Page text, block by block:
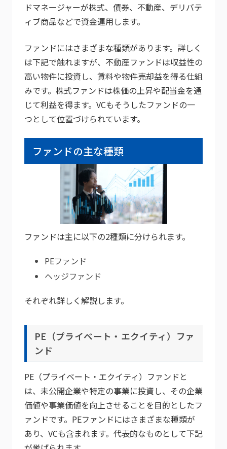
ドマネージャーが株式、債券、不動産、デリバテ
ィブ商品などで資金運用します。
ファンドにはさまざまな種類があります。詳しく
は下記で触れますが、不動産ファンドは収益性の
高い物件に投資し、賃料や物件売却益を得る仕組
みです。株式ファンドは株価の上昇や配当金を通
じて利益を得ます。VCもそうしたファンドの一
つとして位置づけられています。
ファンドの主な種類
ファンドは主に以下の2種類に分けられます。
PEファンド
ヘッジファンド
それぞれ詳しく解説します。
PE（プライベート・エクイティ）ファ
ンド
PE（プライベート・エクイティ）ファンドと
は、未公開企業や特定の事業に投資し、その企業
価値や事業価値を向上させることを目的としたフ
ァンドです。PEファンドにはさまざまな種類が
あり、VCも含まれます。代表的なものとして下記